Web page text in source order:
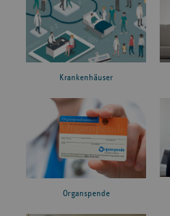
Krankenhäuser
Organspende